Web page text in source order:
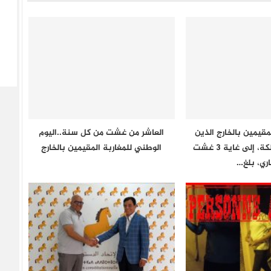
بالخارج الذين
دخلوا إلى المملكة، إلى غاية 3 غشت
بلغ…
العاشر من غشت من كل سنة..اليوم
الوطني للمغاربة المقيمين بالخارج